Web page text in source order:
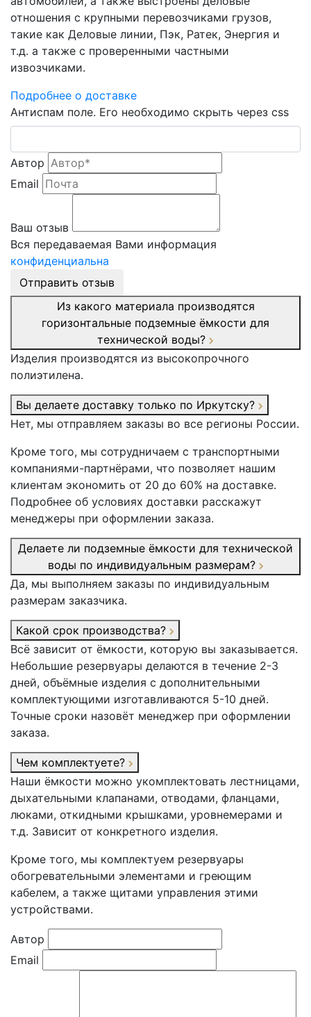
отношения с крупными перевозчиками грузов,
такие как Деловые линии, Пэк, Ратек, Энергия и
т.д. а также с проверенными частными
извозчиками.
Подробнее о доставке
Антиспам поле. Его необходимо скрыть через css
Автор
Email
Ваш отзыв
Вся передаваемая Вами информация
конфиденциальна
Отправить отзыв
Из какого материала производятся
горизонтальные подземные ёмкости для
технической воды?
Изделия производятся из высокопрочного
полиэтилена.
Вы делаете доставку только по Иркутску?
Нет, мы отправляем заказы во все регионы России.
Кроме того, мы сотрудничаем с транспортными
компаниями-партнёрами, что позволяет нашим
клиентам экономить от 20 до 60% на доставке.
Подробнее об условиях доставки расскажут
менеджеры при оформлении заказа.
Делаете ли подземные ёмкости для технической
воды по индивидуальным размерам?
Да, мы выполняем заказы по индивидуальным
размерам заказчика.
Какой срок производства?
Всё зависит от ёмкости, которую вы заказывается.
Небольшие резервуары делаются в течение 2-3
дней, объёмные изделия с дополнительными
комплектующими изготавливаются 5-10 дней.
Точные сроки назовёт менеджер при оформлении
заказа.
Чем комплектуете?
Наши ёмкости можно укомплектовать лестницами,
дыхательными клапанами, отводами, фланцами,
люками, откидными крышками, уровнемерами и
т.д. Зависит от конкретного изделия.
Кроме того, мы комплектуем резервуары
обогревательными элементами и греющим
кабелем, а также щитами управления этими
устройствами.
Автор
Email